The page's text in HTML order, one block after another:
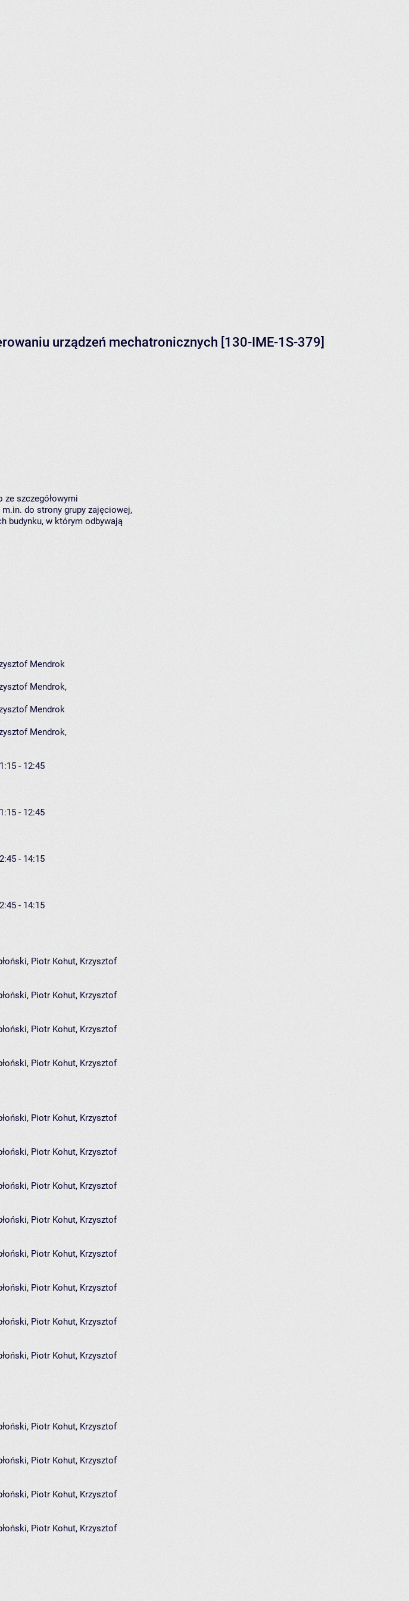
urządzeń mechatronicznych [130-IME-1S-379]
szczegółowymi
do strony grupy zajęciowej,
budynku, w którym odbywają
Mendrok
Mendrok,
Mendrok
Mendrok,
- 12:45
- 12:45
- 14:15
- 14:15
Piotr Kohut, Krzysztof
, Piotr Kohut, Krzysztof
Piotr Kohut, Krzysztof
, Piotr Kohut, Krzysztof
Piotr Kohut, Krzysztof
, Piotr Kohut, Krzysztof
Piotr Kohut, Krzysztof
, Piotr Kohut, Krzysztof
Piotr Kohut, Krzysztof
, Piotr Kohut, Krzysztof
Piotr Kohut, Krzysztof
, Piotr Kohut, Krzysztof
Piotr Kohut, Krzysztof
, Piotr Kohut, Krzysztof
Piotr Kohut, Krzysztof
, Piotr Kohut, Krzysztof